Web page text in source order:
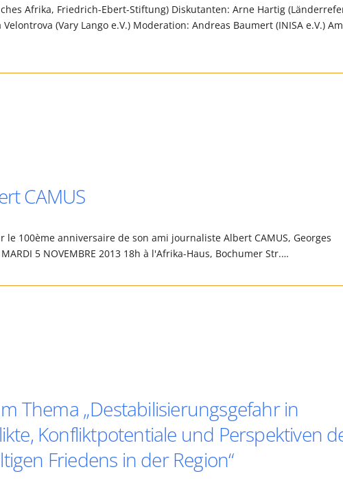
Afrika, Friedrich-Ebert-Stiftung) Diskutanten: Arne Hartig
(Vary Lango e.V.) Moderation: Andreas Baumert (INISA e.V.)
CAMUS
le 100ème anniversaire de son ami journaliste Albert CAMUS, Georges
5 NOVEMBRE 2013 18h à l'Afrika-Haus, Bochumer Str.…
Thema „Destabilisierungsgefahr in
Konfliktpotentiale und Perspektiven
Friedens in der Region“